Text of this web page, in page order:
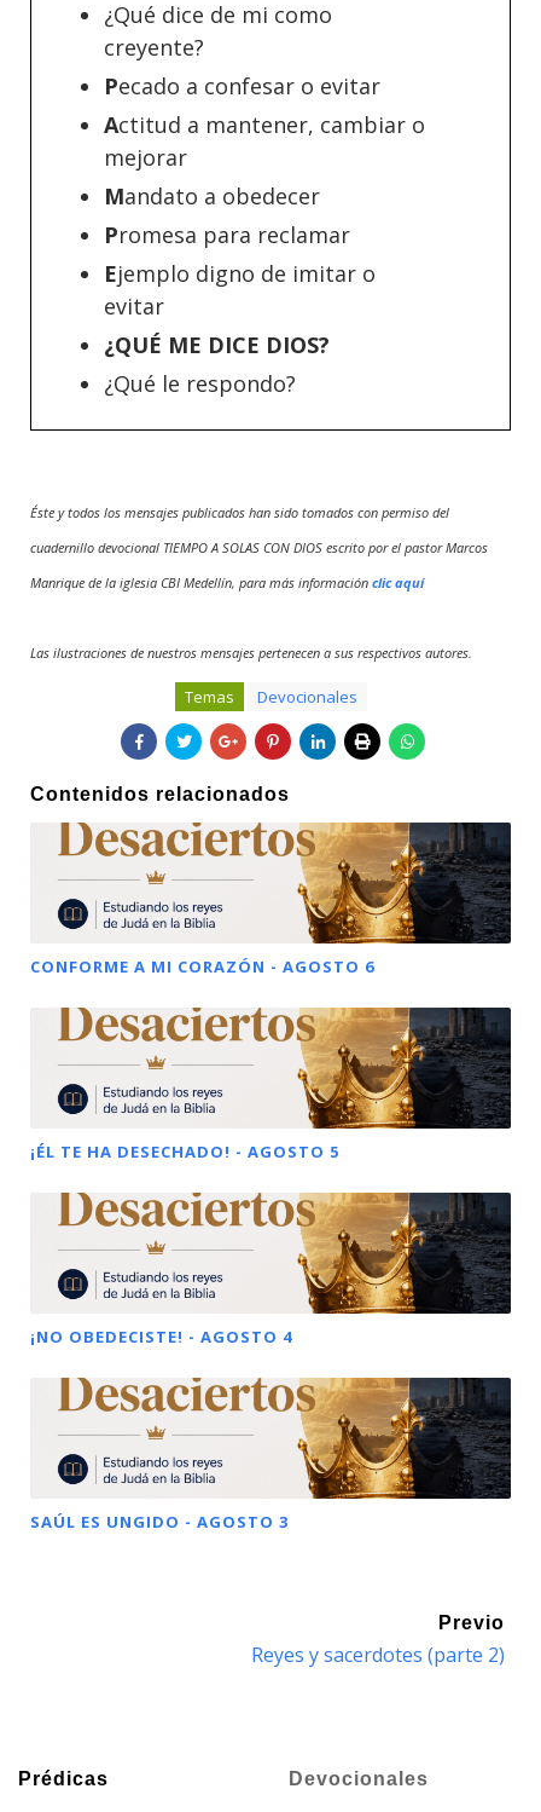
¿Qué dice de mi como
creyente?
Pecado a confesar o evitar
Actitud a mantener, cambiar o
mejorar
Mandato a obedecer
Promesa para reclamar
Ejemplo digno de imitar o
evitar
¿QUÉ ME DICE DIOS?
¿Qué le respondo?
Éste y todos los mensajes publicados han sido tomados con permiso del
cuadernillo devocional TIEMPO A SOLAS CON DIOS escrito por el pastor Marcos
Manrique de la iglesia CBI Medellín, para más información clic aquí
Las ilustraciones de nuestros mensajes pertenecen a sus respectivos autores.
Temas Devocionales
Contenidos relacionados
CONFORME A MI CORAZÓN - AGOSTO 6
¡ÉL TE HA DESECHADO! - AGOSTO 5
¡NO OBEDECISTE! - AGOSTO 4
SAÚL ES UNGIDO - AGOSTO 3
Previo
Reyes y sacerdotes (parte 2)
Prédicas Devocionales